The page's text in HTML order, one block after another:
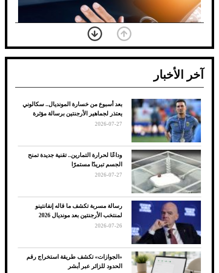
ضعف تبريد مكيف السيارة عند الوقوف.. أشهر
الأسباب والحلول
7 نصائح لاختيار لون البنطلون المناسب للقميص
الأسود
آخر الأخبار
بعد أسبوع من خسارة المونديال.. سكالوني
يعتذر لجماهير الأرجنتين برسالة مؤثرة
2026-07-27
وداعًا لحرارة التمارين.. تقنية جديدة تمنح
الجسم تبريدًا مستمرًا
2026-07-27
رسالة مسربة تكشف ما قاله إنفانتينو
لمنتخب الأرجنتين بعد مونديال 2026
2026-07-26
«الجوازات» تكشف طريقة استخراج رقم
الحدود للزائر عبر أبشر